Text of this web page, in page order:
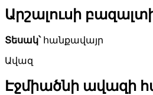
Արշալուսի
Տեսակ՝հանքավայր
Ավազ
Էջմիածնի ավազի